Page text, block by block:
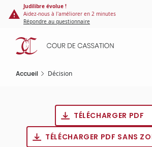
Panneau de gestion des cookies
contenu
principal
Judilibre évolue !
Aidez-nous à l'améliorer en 2 minutes
Répondre au questionnaire
Accueil Décision
TÉLÉCHARGER PDF
TÉLÉCHARGER PDF SANS